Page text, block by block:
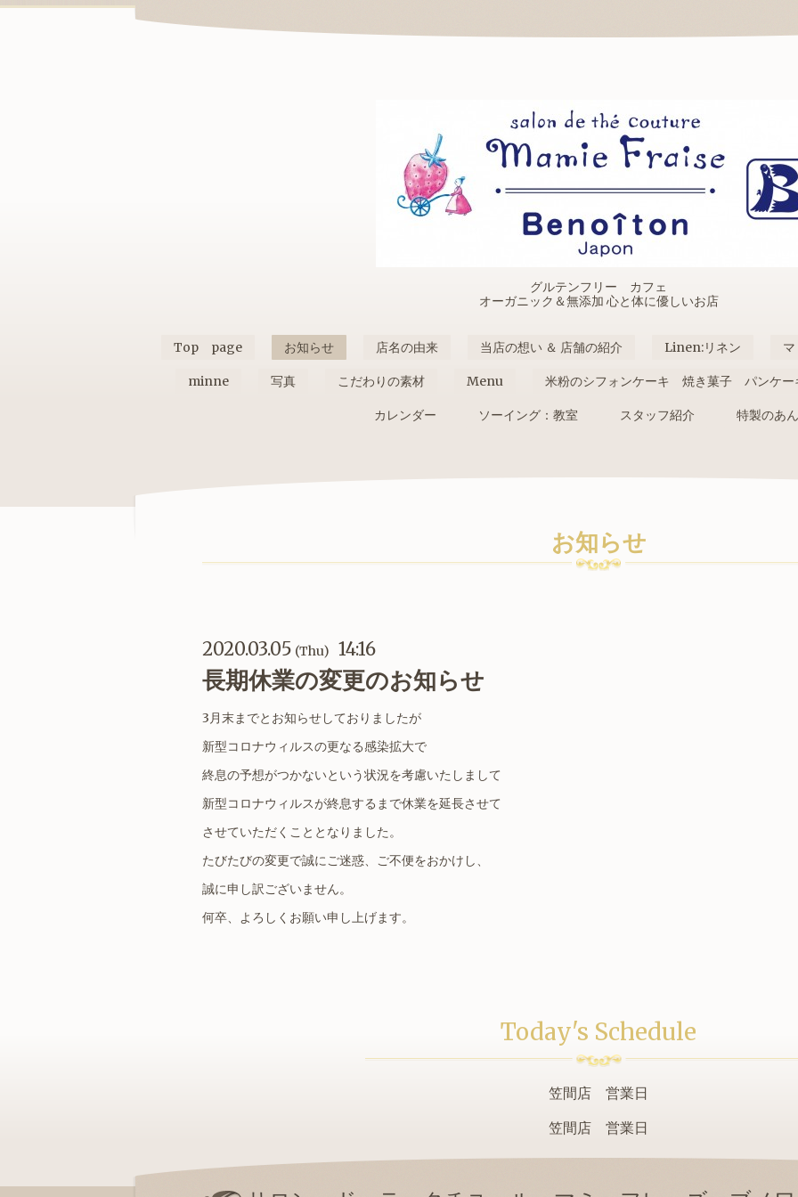
グルテンフリー カフェ
オーガニック＆無添加 心と体に優しいお店
Top page お知らせ 店名の由来 当店の想い ＆ 店舗の紹介 Linen:リネン
minne 写真 こだわりの素材 Menu 米粉のシフォンケーキ 焼き菓子 パンケー
カレンダー ソーイング：教室 スタッフ紹介 特製のあ
お知らせ
2020.03.05 (Thu) 14:16
長期休業の変更のお知らせ
3月末までとお知らせしておりましたが
新型コロナウィルスの更なる感染拡大で
終息の予想がつかないという状況を考慮いたしまして
新型コロナウィルスが終息するまで休業を延長させて
させていただくこととなりました。
たびたびの変更で誠にご迷惑、ご不便をおかけし、
誠に申し訳ございません。
何卒、よろしくお願い申し上げます。
Today's Schedule
笠間店 営業日
笠間店 営業日